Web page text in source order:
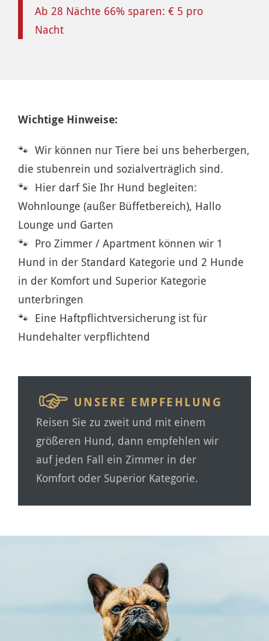
Ab 28 Nächte 66% sparen: € 5 pro
Nacht
Wichtige Hinweise:
🐾 Wir können nur Tiere bei uns beherbergen,
die stubenrein und sozialverträglich sind.
🐾 Hier darf Sie Ihr Hund begleiten:
Wohnlounge (außer Büffetbereich), Hallo
Lounge und Garten
🐾 Pro Zimmer / Apartment können wir 1
Hund in der Standard Kategorie und 2 Hunde
in der Komfort und Superior Kategorie
unterbringen
🐾 Eine Haftpflichtversicherung ist für
Hundehalter verpflichtend
UNSERE EMPFEHLUNG
Reisen Sie zu zweit und mit einem
größeren Hund, dann empfehlen wir
auf jeden Fall ein Zimmer in der
Komfort oder Superior Kategorie.